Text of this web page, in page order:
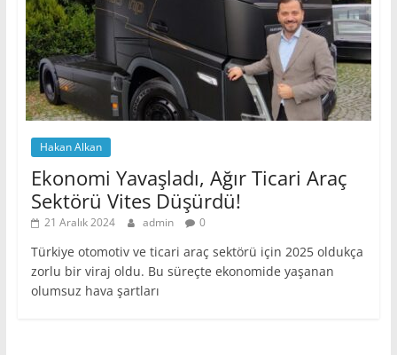
Hakan Alkan
Ekonomi Yavaşladı, Ağır Ticari Araç
Sektörü Vites Düşürdü!
21 Aralık 2024 admin 0
Türkiye otomotiv ve ticari araç sektörü için 2025 oldukça
zorlu bir viraj oldu. Bu süreçte ekonomide yaşanan
olumsuz hava şartları